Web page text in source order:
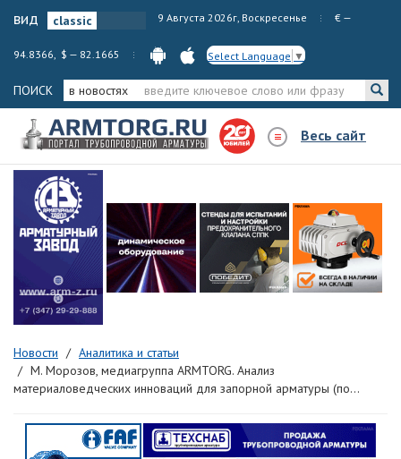
вид 9 Августа 2026г, Воскресенье € —
94.8366, $ — 82.1665 Select Language ▼
ПОИСК в новостях
Весь сайт
Новости
Аналитика и статьи
М. Морозов, медиагруппа ARMTORG. Анализ
материаловедческих инноваций для запорной арматуры (по...